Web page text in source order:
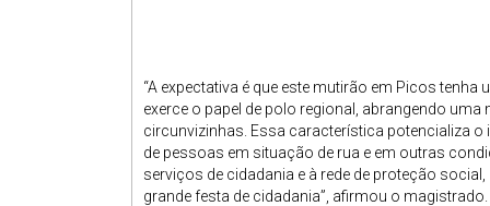
“A expectativa é que este mutirão em Picos
exerce o papel de polo regional, abrangendo
circunvizinhas. Essa característica potencializa
de pessoas em situação de rua e em outras
serviços de cidadania e à rede de proteção
grande festa de cidadania”, afirmou o magistrado.